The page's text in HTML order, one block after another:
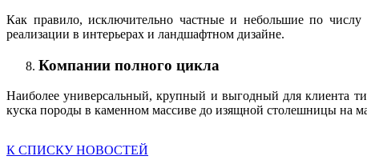
Как правило, исключительно частные и небольшие по
реализации в интерьерах и ландшафтном дизайне.
Компании полного цикла
Наиболее универсальный, крупный и выгодный для клиента
куска породы в каменном массиве до изящной столешницы на
К СПИСКУ НОВОСТЕЙ